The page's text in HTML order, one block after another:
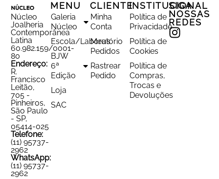
Núcleo
Joalheria
Contemporânea
Latina
60.982.159/0001-
80
Endereço:
R.
Francisco
Leitão,
705 -
Pinheiros,
São Paulo
- SP,
05414-025
Telefone:
(11) 95737-
2962
WhatsApp:
(11) 95737-
2962
MENU
Galeria
Núcleo
Escola/Laboratório
BJW
6ª
Edição
Loja
SAC
CLIENTE
Minha
Conta
Meus
Pedidos
Rastrear
Pedido
INSTITUCIONAL
Política de
Privacidade
Política de
Cookies
Política de
Compras,
Trocas e
Devoluções
SIGA
NOSSAS
REDES